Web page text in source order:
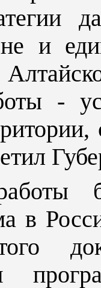
и
-
в